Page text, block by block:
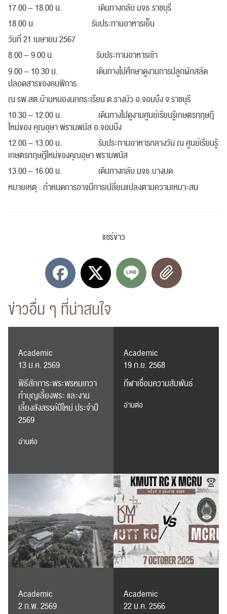
ค้นหา
17.00 – 18.00 น. เดินทางกลับ มจธ.ราชบุรี
18.00 น. รับประทานอาหารเย็น
วันที่ 21 เมษายน 2567
8.00 – 9.00 น. รับประทานอาหารเช้า
9.00 – 10.30 น. เดินทางไปศึกษาดูงานการปลูกผักสลัด
ปลอดสารของคนพิการ
ณ รพ.สต.บ้านหนองนกกระเรียน ต.รางบัว อ.จอมบึง จ.ราชบุรี
10.30 – 12.00 น. เดินทางไปดูงานศูนย์เรียนรู้เกษตรทฤษฎี
ใหม่ของ คุณอุษา พรานพนัส อ.จอมบึง
12.00 – 13.00 น. รับประทานอาหารกลางวัน ณ ศูนย์เรียนรู้
เกษตรทฤษฎีใหม่ของคุณอุษา พรานพนัส
13.00 – 16.00 น. เดินทางกลับ มจธ.บางมด
หมายเหตุ : กำหนดการอาจมีการเปลี่ยนแปลงตามความเหมาะสม
แชร์ข่าว
ข่าวอื่น ๆ ที่น่าสนใจ
Academic
13 ม.ค. 2569
พิธีสักการะพระพรหมเทวา
ทำบุญเลี้ยงพระ และงาน
เลี้ยงสังสรรค์ปีใหม่ ประจำปี
2569
อ่านต่อ
Academic
19 ก.ย. 2568
กีฬาเชื่อมความสัมพันธ์
อ่านต่อ
Academic
2 ก.พ. 2569
Academic
22 ม.ค. 2566
RC Activity
ส่งข่าวประชาสัมพันธ์
ปฏิทิน
ส่งข่าวประชาสัมพันธ์